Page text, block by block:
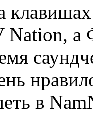
Nation, а
в